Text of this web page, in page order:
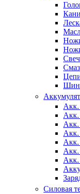
Акк.
Акк.
Силовая